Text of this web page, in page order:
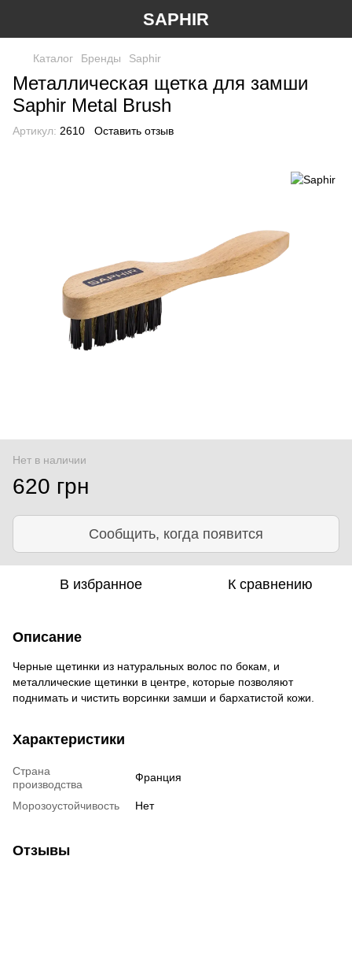
SAPHIR
Каталог Бренды Saphir
Металлическая щетка для замши
Saphir Metal Brush
Артикул: 2610 Оставить отзыв
Нет в наличии
620 грн
Сообщить, когда появится
В избранное К сравнению
Описание
Черные щетинки из натуральных волос по бокам, и
металлические щетинки в центре, которые позволяют
поднимать и чистить ворсинки замши и бархатистой кожи.
Характеристики
Страна
производства
Франция
Морозоустойчивость Нет
Отзывы